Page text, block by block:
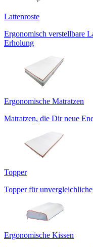
Lattenroste
Ergonomisch verstellbare
Erholung
Ergonomische Matratzen
Matratzen, die Dir neue
Topper
Topper für
Ergonomische Kissen